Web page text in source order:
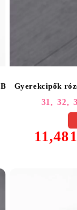
#25557
Gyerekcipők
31, 32,